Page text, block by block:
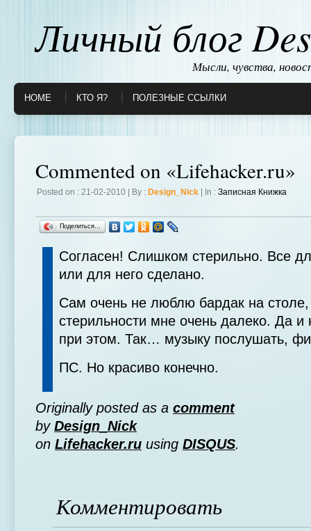
Личный блог
Мысли, чувства,
HOME КТО Я? ПОЛЕЗНЫЕ ССЫЛКИ
Commented on «Lifehacker.ru»
Posted on : 21-02-2010 | By : Design_Nick | In : Записная Книжка
Поделиться…
Согласен! Слишком стерильно. Все
или для него сделано.
Сам очень не люблю бардак на столе,
стерильности мне очень далеко. Да и
при этом. Так… музыку послушать,
ПС. Но красиво конечно.
Originally posted as a comment
by Design_Nick
on Lifehacker.ru using DISQUS.
Комментировать